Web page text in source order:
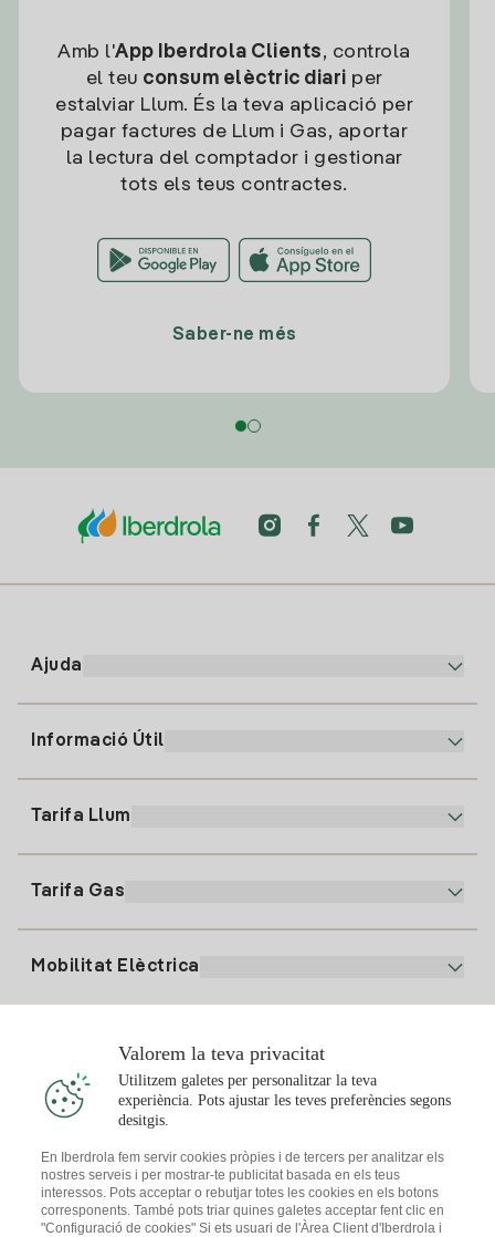
Amb l'App Iberdrola Clients, controla
el teu consum elèctric diari per
estalviar Llum. És la teva aplicació per
pagar factures de Llum i Gas, aportar
la lectura del comptador i gestionar
tots els teus contractes.
Saber-ne més
Ajuda
91 919 52 73
clientes@tuiberdrola.es
Informació Útil
Alta Gas
Tarifa Llum
Tarifa Gas
Mobilitat Elèctrica
Punts de Recàrrega
Simulador Plaques Solars
Comunitats Solars
T'interessa
Consells Llum
Descarrega l'App Iberdola Clients
Valorem la teva privacitat
Utilitzem galetes per personalitzar la teva
experiència. Pots ajustar les teves preferències segons
desitgis.
En Iberdrola fem servir cookies pròpies i de tercers per analitzar els
nostres serveis i per mostrar-te publicitat basada en els teus
interessos. Pots acceptar o rebutjar totes les cookies en els botons
corresponents. També pots triar quines galetes acceptar fent clic en
"Configuració de cookies" Si ets usuari de l'Àrea Client d'Iberdrola i